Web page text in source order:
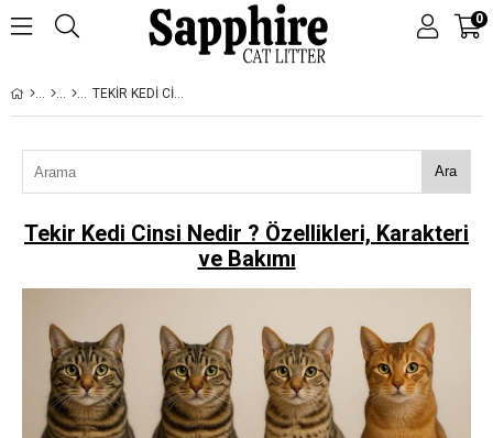
0
TEKIR KEDI CINSI NEDIR ? ÖZELLIKLERI, KARAKTERI VE BAKIMI
Ara
Tekir Kedi Cinsi Nedir ? Özellikleri, Karakteri
ve Bakımı